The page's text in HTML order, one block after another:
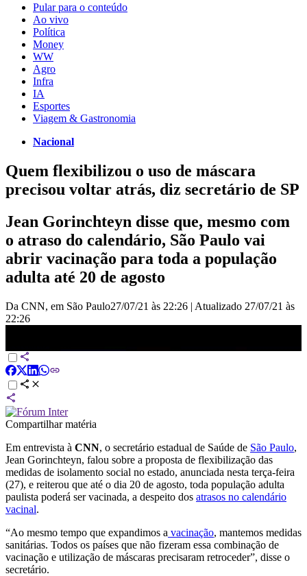
Pular para o conteúdo
Ao vivo
Política
Money
WW
Agro
Infra
IA
Esportes
Viagem & Gastronomia
Nacional
Quem flexibilizou o uso de máscara
precisou voltar atrás, diz secretário de SP
Jean Gorinchteyn disse que, mesmo com
o atraso do calendário, São Paulo vai
abrir vacinação para toda a população
adulta até 20 de agosto
Da CNN, em São Paulo27/07/21 às 22:26 | Atualizado 27/07/21 às
22:26
Compartilhar matéria
Em entrevista à CNN, o secretário estadual de Saúde de São Paulo,
Jean Gorinchteyn, falou sobre a proposta de flexibilização das
medidas de isolamento social no estado, anunciada nesta terça-feira
(27), e reiterou que até o dia 20 de agosto, toda população adulta
paulista poderá ser vacinada, a despeito dos atrasos no calendário
vacinal.
“Ao mesmo tempo que expandimos a vacinação, mantemos medidas
sanitárias. Todos os países que não fizeram essa combinação de
vacinação e utilização de máscaras precisaram retroceder”, disse o
secretário.